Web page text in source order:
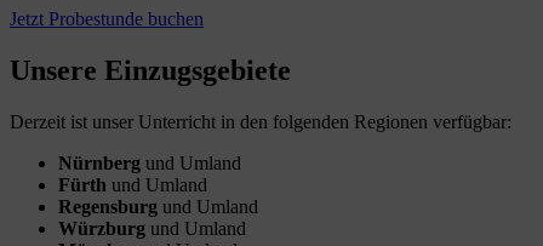
Jetzt Probestunde buchen
Unsere Einzugsgebiete
Derzeit ist unser Unterricht in den folgenden Regionen verfügbar:
Nürnberg und Umland
Fürth und Umland
Regensburg und Umland
Würzburg und Umland